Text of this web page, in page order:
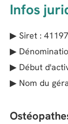
Infos
▶ Siret :
▶
▶ Début
▶ Nom du